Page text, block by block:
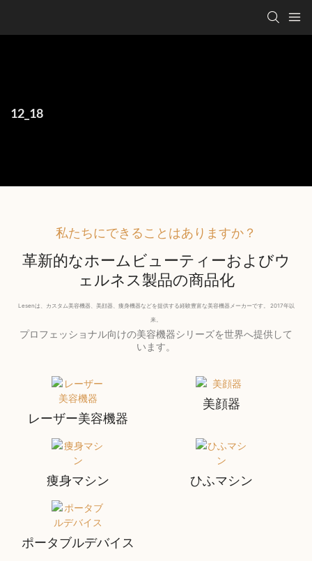
12_18
私たちにできることはありますか？
革新的なホームビューティーおよびウ
ェルネス製品の商品化
Lesenは、カスタム美容機器、美顔器、痩身機器などを提供する経験豊富な美容機器メーカーです。 2017年以
来。
プロフェッショナル向けの美容機器シリーズを世界へ提供して
います。
レーザー美容機器
美顔器
痩身マシン ひふマシン
ポータブルデバイス